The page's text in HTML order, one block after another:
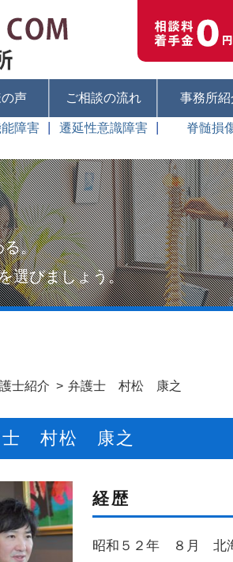
声 ご相談の流れ 事務所紹
障害 遷延性意識障害 脊髄損
る。
選びましょう。
士紹介 弁護士 村松 康之
士 村松 康之
経歴
昭和５２年 ８月 北